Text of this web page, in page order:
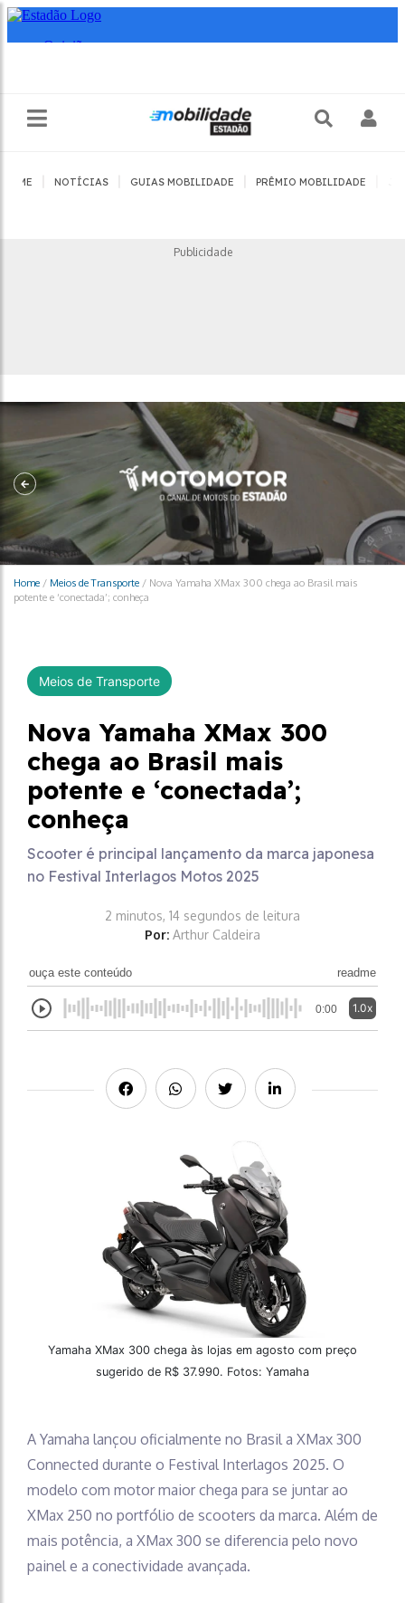
HOME NOTÍCIAS GUIAS MOBILIDADE PRÊMIO MOBILIDADE
Publicidade
Home / Meios de Transporte / Nova Yamaha XMax 300 chega ao Brasil mais
potente e ‘conectada’; conheça
Meios de Transporte
Nova Yamaha XMax 300
chega ao Brasil mais
potente e ‘conectada’;
conheça
Scooter é principal lançamento da marca japonesa
no Festival Interlagos Motos 2025
2 minutos, 14 segundos de leitura
Por: Arthur Caldeira
ouça este conteúdo readme
0:00 1.0x
Yamaha XMax 300 chega às lojas em agosto com preço
sugerido de R$ 37.990. Fotos: Yamaha
A Yamaha lançou oficialmente no Brasil a XMax 300
Connected durante o Festival Interlagos 2025. O
modelo com motor maior chega para se juntar ao
XMax 250 no portfólio de scooters da marca. Além de
mais potência, a XMax 300 se diferencia pelo novo
painel e a conectividade avançada.